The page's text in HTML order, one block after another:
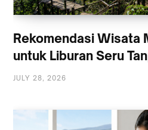
Rekomendasi Wisata
untuk Liburan Seru
JULY 28, 2026